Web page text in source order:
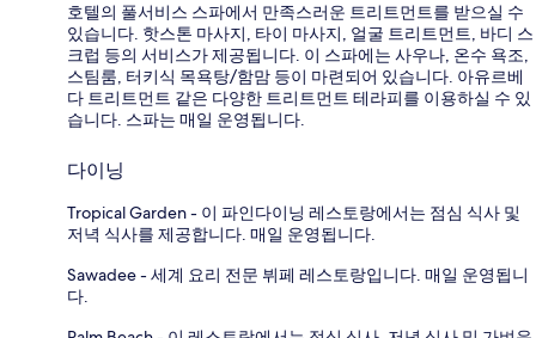
호텔의 풀서비스 스파에서 만족스러운 트리트먼트를 받으실 수
있습니다. 핫스톤 마사지, 타이 마사지, 얼굴 트리트먼트, 바디 스
크럽 등의 서비스가 제공됩니다. 이 스파에는 사우나, 온수 욕조,
스팀룸, 터키식 목욕탕/함맘 등이 마련되어 있습니다. 아유르베
다 트리트먼트 같은 다양한 트리트먼트 테라피를 이용하실 수 있
습니다. 스파는 매일 운영됩니다.
다이닝
Tropical Garden - 이 파인다이닝 레스토랑에서는 점심 식사 및
저녁 식사를 제공합니다. 매일 운영됩니다.
Sawadee - 세계 요리 전문 뷔페 레스토랑입니다. 매일 운영됩니
다.